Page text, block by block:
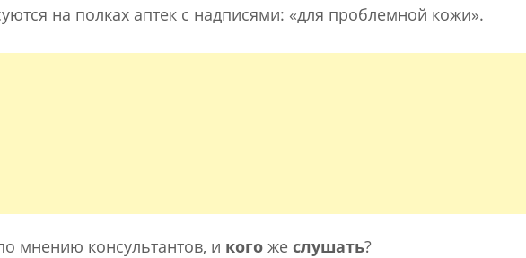
на полках аптек с надписями: «для проблемной кожи».
мнению консультантов, и когоже слушать?